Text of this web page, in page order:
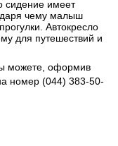
сидение имеет
чему малыш
Автокресло
для путешествий и
можете, оформив
номер (044) 383-50-